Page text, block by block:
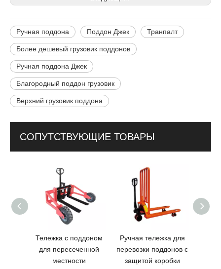
Ручная поддона Поддон Джек Транпалт
Более дешевый грузовик поддонов
Ручная поддона Джек
Благородный поддон грузовик
Верхний грузовик поддона
СОПУТСТВУЮЩИЕ ТОВАРЫ
Тележка с поддоном
для пересеченной
местности
Ручная тележка для
перевозки поддонов с
защитой коробки